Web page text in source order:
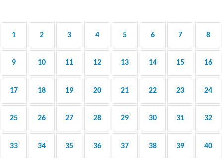
1 2 3 4 5 6 7 8
9 10 11 12 13 14 15 16
17 18 19 20 21 22 23 24
25 26 27 28 29 30 31 32
33 34 35 36 37 38 39 40